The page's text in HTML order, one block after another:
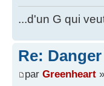
...d'un G qui
Re:
par Greenheart